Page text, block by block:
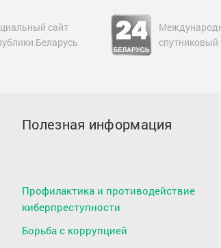
Международный
спутниковый телеканал
Совет
Полезная информация
Профилактика и противодействие
киберпреступности
Борьба с коррупцией